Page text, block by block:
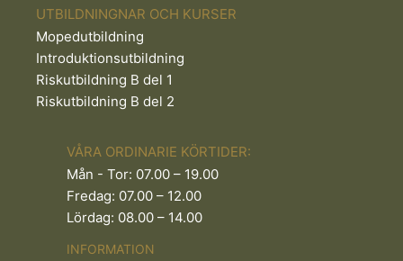
UTBILDNINGNAR OCH KURSER
Mopedutbildning
Introduktionsutbildning
Riskutbildning B del 1
Riskutbildning B del 2
VÅRA ORDINARIE KÖRTIDER:
Mån - Tor: 07.00 – 19.00
Fredag: 07.00 – 12.00
Lördag: 08.00 – 14.00
INFORMATION